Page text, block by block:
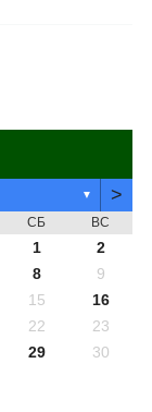
▼ >
СБ ВС
1
2
8
9
15
16
22
23
29
30